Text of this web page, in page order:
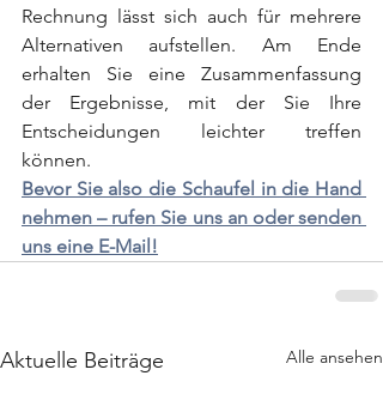
Rechnung lässt sich auch für mehrere
Alternativen aufstellen. Am Ende
erhalten Sie eine Zusammenfassung
der Ergebnisse, mit der Sie Ihre
Entscheidungen leichter treffen
können.
Bevor Sie also die Schaufel in die Hand
nehmen – rufen Sie uns an oder senden
uns eine E-Mail!
Aktuelle Beiträge Alle ansehen